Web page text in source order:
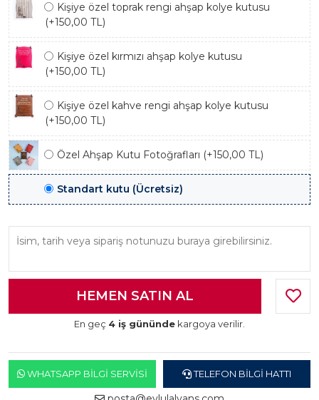
Kişiye özel toprak rengi ahşap kolye kutusu
(+150,00 TL)
Kişiye özel kırmızı ahşap kolye kutusu
(+150,00 TL)
Kişiye özel kahve rengi ahşap kolye kutusu
(+150,00 TL)
Özel Ahşap Kutu Fotoğrafları (+150,00 TL)
Standart kutu (Ücretsiz)
En geç 4 iş gününde kargoya verilir.
WHATSAPP BILGI SERVISI TELEFON BILGI HATTI